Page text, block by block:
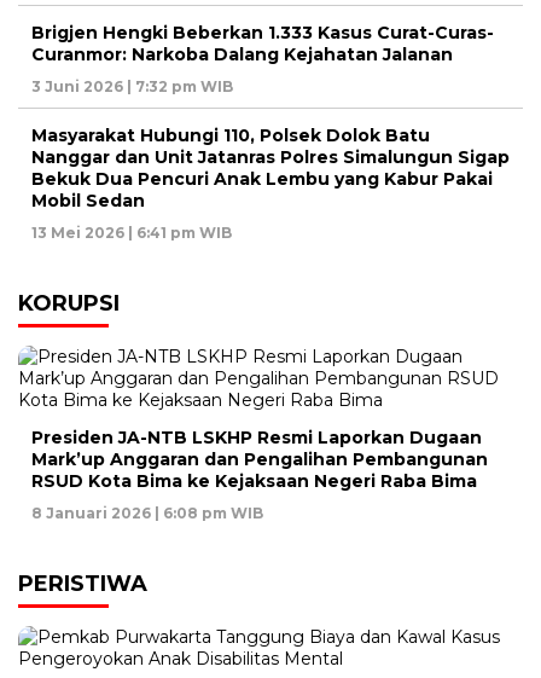
Brigjen Hengki Beberkan 1.333 Kasus Curat-Curas-
Curanmor: Narkoba Dalang Kejahatan Jalanan
3 Juni 2026 | 7:32 pm WIB
Masyarakat Hubungi 110, Polsek Dolok Batu
Nanggar dan Unit Jatanras Polres Simalungun Sigap
Bekuk Dua Pencuri Anak Lembu yang Kabur Pakai
Mobil Sedan
13 Mei 2026 | 6:41 pm WIB
KORUPSI
Presiden JA-NTB LSKHP Resmi Laporkan Dugaan
Mark’up Anggaran dan Pengalihan Pembangunan
RSUD Kota Bima ke Kejaksaan Negeri Raba Bima
8 Januari 2026 | 6:08 pm WIB
PERISTIWA